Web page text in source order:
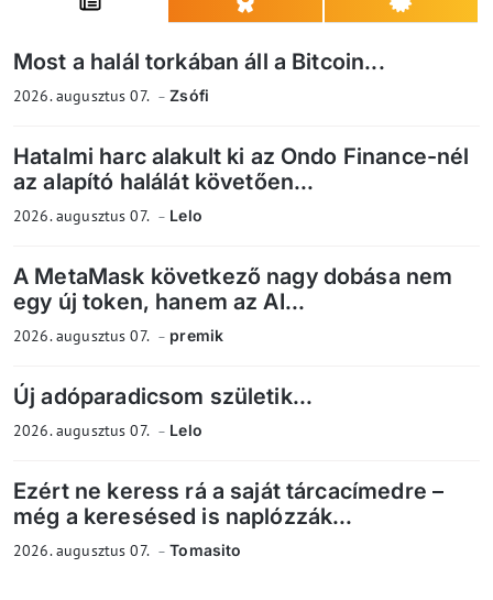
Most a halál torkában áll a Bitcoin...
2026. augusztus 07. Zsófi
Hatalmi harc alakult ki az Ondo Finance-nél
az alapító halálát követően...
2026. augusztus 07. Lelo
A MetaMask következő nagy dobása nem
egy új token, hanem az AI...
2026. augusztus 07. premik
Új adóparadicsom születik...
2026. augusztus 07. Lelo
Ezért ne keress rá a saját tárcacímedre –
még a keresésed is naplózzák...
2026. augusztus 07. Tomasito